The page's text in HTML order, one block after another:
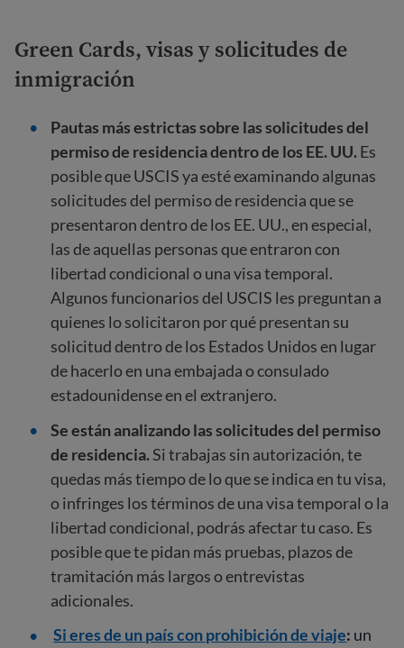
Green Cards, visas y solicitudes de
inmigración
Pautas más estrictas sobre las solicitudes del
permiso de residencia dentro de los EE. UU.Es
posible que USCIS ya esté examinando algunas
solicitudes del permiso de residencia que se
presentaron dentro de los EE. UU., en especial,
las de aquellas personas que entraron con
libertad condicional o una visa temporal.
Algunos funcionarios del USCIS les preguntan a
quienes lo solicitaron por qué presentan su
solicitud dentro de los Estados Unidos en lugar
de hacerlo en una embajada o consulado
estadounidense en el extranjero.
Se están analizando las solicitudes del permiso
de residencia.Si trabajas sin autorización, te
quedas más tiempo de lo que se indica en tu visa,
o infringes los términos de una visa temporal o la
libertad condicional, podrás afectar tu caso. Es
posible que te pidan más pruebas, plazos de
tramitación más largos o entrevistas
adicionales.
Si eres de un país con prohibición de viaje: un